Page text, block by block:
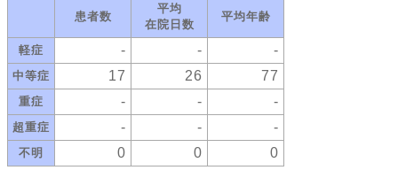
患者数
平均
在院日数
平均年齢
軽症 - - -
中等症 17 26 77
重症 - - -
超重症 - - -
不明 0 0 0